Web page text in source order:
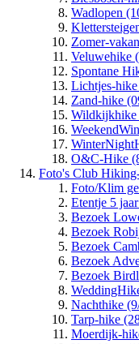
Wadlopen
Zomer-
Veluwehike
Spontane
Lichtjes-
Zand-hike
Wildkijkhike
O&C-Hike
Foto's Club
Foto/Klim
Etentje 5
Bezoek
Bezoek
Bezoek
Bezoek
Bezoek
Nachthike
Tarp-hike
Moerdijk-